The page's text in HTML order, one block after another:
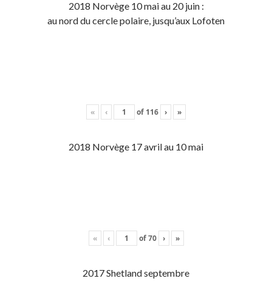
2018 Norvège 10 mai au 20 juin :
au nord du cercle polaire, jusqu’aux Lofoten
« ‹ of 116 › »
2018 Norvège 17 avril au 10 mai
« ‹ of70 › »
2017 Shetland septembre